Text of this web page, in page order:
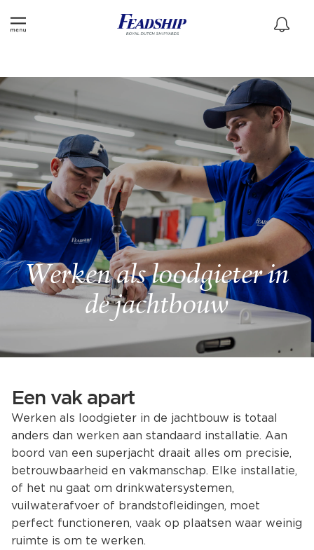
Werken als loodgieter in
de jachtbouw
Een vak apart
Werken als loodgieter in de jachtbouw is totaal
anders dan werken aan standaard installatie. Aan
boord van een superjacht draait alles om precisie,
betrouwbaarheid en vakmanschap. Elke installatie,
of het nu gaat om drinkwatersystemen,
vuilwaterafvoer of brandstofleidingen, moet
perfect functioneren, vaak op plaatsen waar weinig
ruimte is om te werken.